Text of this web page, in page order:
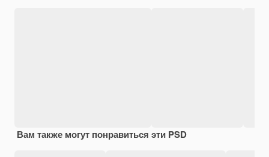
Вам также могут понравиться эти PSD